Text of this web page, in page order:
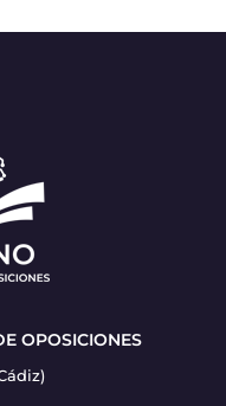
OPOSICIONES